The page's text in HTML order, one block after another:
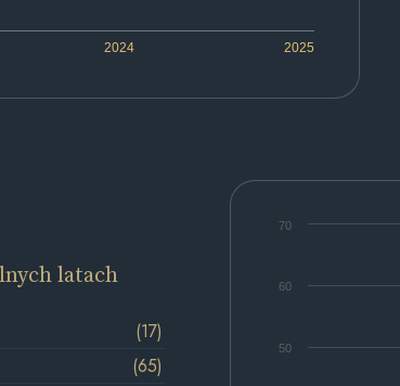
2024 2025
50
60
70
latach
(17)
(65)